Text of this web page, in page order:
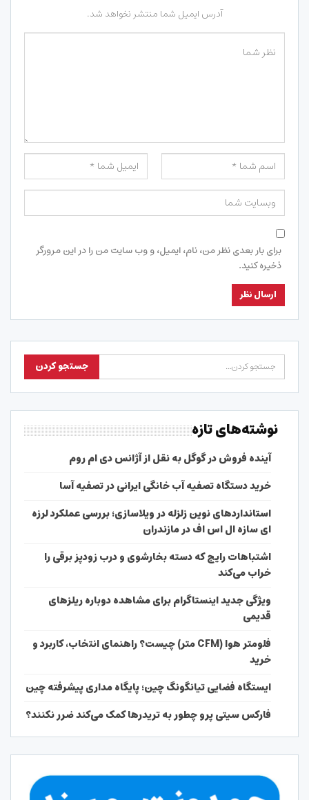
آدرس ایمیل شما منتشر نخواهد شد.
برای بار بعدی نظر من، نام، ایمیل، و وب سایت من را در این مرورگر
ذخیره کنید.
نوشته‌های تازه
آینده فروش در گوگل به نقل از آژانس دی ام روم
خرید دستگاه تصفیه آب خانگی ایرانی در تصفیه آسا
استانداردهای نوین زلزله در ویلاسازی؛ بررسی عملکرد لرزه
ای سازه ال اس اف در مازندران
اشتباهات رایج که دسته بخارشوی و درب زودپز برقی را
خراب می‌کند
ویژگی جدید اینستاگرام برای مشاهده دوباره ریلزهای
قدیمی
فلومتر هوا (CFM متر) چیست؟ راهنمای انتخاب، کاربرد و
خرید
ایستگاه فضایی تیانگونگ چین؛ پایگاه مداری پیشرفته چین
فارکس سیتی پرو چطور به تریدرها کمک می‌کند ضرر نکنند؟